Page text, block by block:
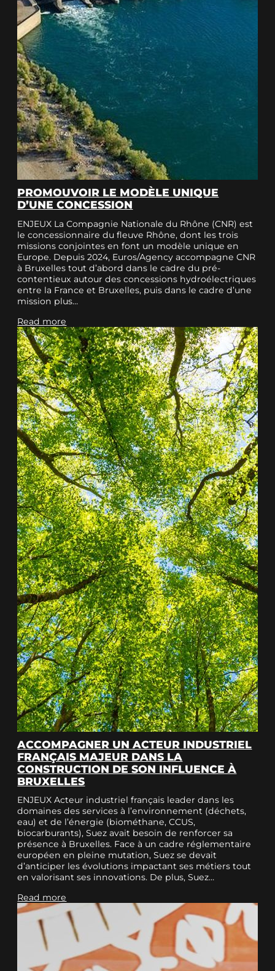
PROMOUVOIR LE MODÈLE UNIQUE
D’UNE CONCESSION
ENJEUX La Compagnie Nationale du Rhône (CNR) est
le concessionnaire du fleuve Rhône, dont les trois
missions conjointes en font un modèle unique en
Europe. Depuis 2024, Euros/Agency accompagne CNR
à Bruxelles tout d’abord dans le cadre du pré-
contentieux autour des concessions hydroélectriques
entre la France et Bruxelles, puis dans le cadre d’une
mission plus…
Read more
ACCOMPAGNER UN ACTEUR INDUSTRIEL
FRANÇAIS MAJEUR DANS LA
CONSTRUCTION DE SON INFLUENCE À
BRUXELLES
ENJEUX Acteur industriel français leader dans les
domaines des services à l’environnement (déchets,
eau) et de l’énergie (biométhane, CCUS,
biocarburants), Suez avait besoin de renforcer sa
présence à Bruxelles. Face à un cadre réglementaire
européen en pleine mutation, Suez se devait
d’anticiper les évolutions impactant ses métiers tout
en valorisant ses innovations. De plus, Suez…
Read more